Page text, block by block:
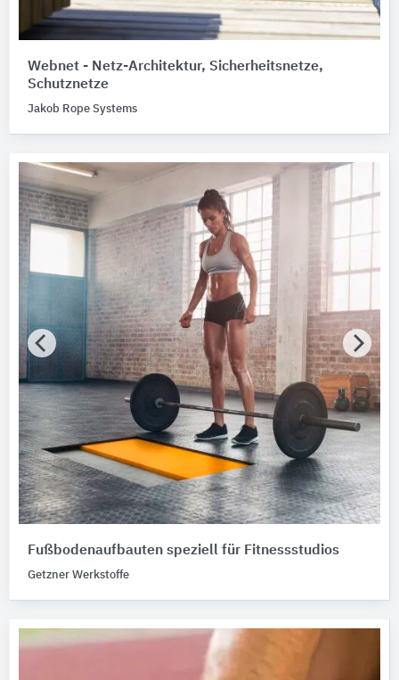
Webnet - Netz-Architektur, Sicherheitsnetze,
Schutznetze
Jakob Rope Systems
Fußbodenaufbauten speziell für Fitnessstudios
Getzner Werkstoffe